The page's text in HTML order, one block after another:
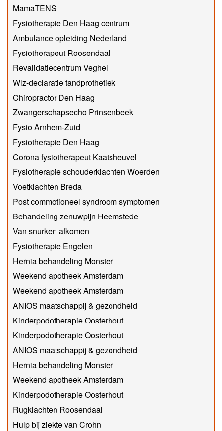
MamaTENS
Fysiotherapie Den Haag centrum
Ambulance opleiding Nederland
Fysiotherapeut Roosendaal
Revalidatiecentrum Veghel
Wlz-declaratie tandprothetiek
Chiropractor Den Haag
Zwangerschapsecho Prinsenbeek
Fysio Arnhem-Zuid
Fysiotherapie Den Haag
Corona fysiotherapeut Kaatsheuvel
Fysiotherapie schouderklachten Woerden
Voetklachten Breda
Post commotioneel syndroom symptomen
Behandeling zenuwpijn Heemstede
Van snurken afkomen
Fysiotherapie Engelen
Hernia behandeling Monster
Weekend apotheek Amsterdam
Weekend apotheek Amsterdam
ANIOS maatschappij & gezondheid
Kinderpodotherapie Oosterhout
Kinderpodotherapie Oosterhout
ANIOS maatschappij & gezondheid
Hernia behandeling Monster
Weekend apotheek Amsterdam
Kinderpodotherapie Oosterhout
Rugklachten Roosendaal
Hulp bij ziekte van Crohn